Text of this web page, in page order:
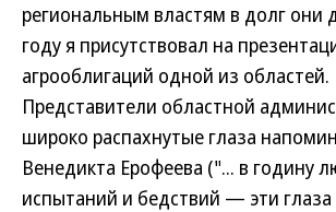
региональным властям в долг они
году я присутствовал на
агрооблигаций одной из областей.
Представители областной
широко распахнутые глаза
Венедикта Ерофеева ("... в годину
испытаний и бедствий — эти глаза